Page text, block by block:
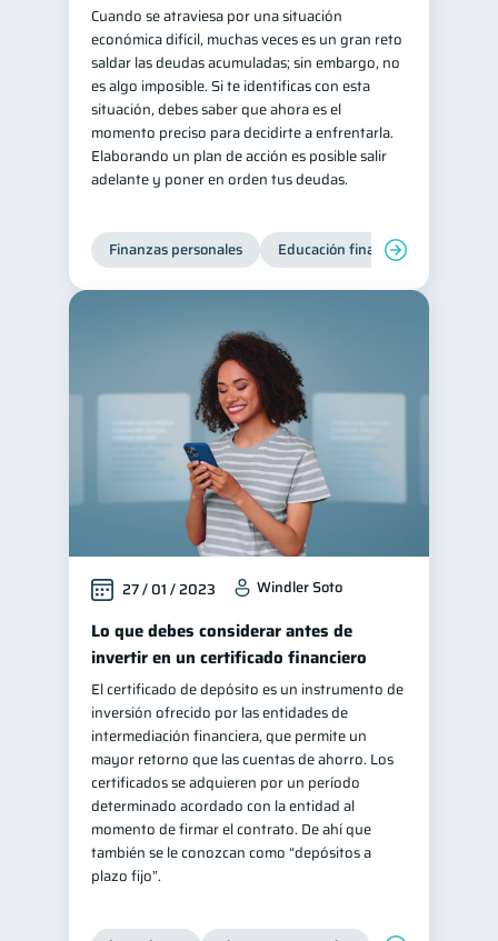
Gasto responsable 1
información financiera 1
Cuando se atraviesa por una situación
económica difícil, muchas veces es un gran reto
saldar las deudas acumuladas; sin embargo, no
es algo imposible. Si te identificas con esta
situación, debes saber que ahora es el
momento preciso para decidirte a enfrentarla.
Elaborando un plan de acción es posible salir
adelante y poner en orden tus deudas.
Finanzas personales Educación financiera
27 / 01 / 2023 Windler Soto
Lo que debes considerar antes de
invertir en un certificado financiero
El certificado de depósito es un instrumento de
inversión ofrecido por las entidades de
intermediación financiera, que permite un
mayor retorno que las cuentas de ahorro. Los
certificados se adquieren por un período
determinado acordado con la entidad al
momento de firmar el contrato. De ahí que
también se le conozcan como “depósitos a
plazo fijo”.